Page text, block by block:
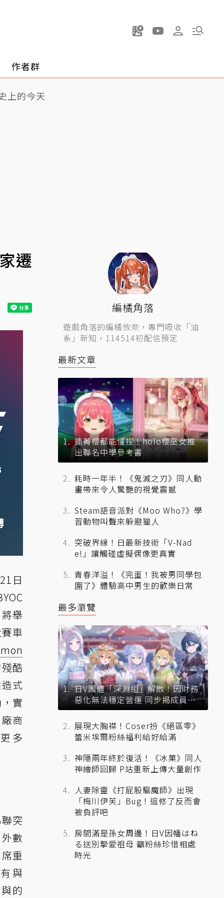
作者群
上的今天
遷
日
舉
車
酷
式
實
商
多
突
數
重
與
的
編橘角落
遊戲角落的編橘攸奈，專門吸收「油
系」新知，114514初配信預定
最新文章
連菁櫻都能懂捏！holo櫻巫女推
出聯名中學參考書
耗時一年半！《鬼滅之刃》同人動
畫帶來令人驚艷的視覺震撼
Steam語音派對《Moo Who?》學
習動物叫聲來躲避獵人
突破界線！日最新技術「V-Nad
e!」讓觸碰虛擬偶像更真實
青春洋溢！《完蛋！我被男同學包
圍了》體驗高中男生的歡樂日常
最多瀏覽
日V團體「深淵組」解散！因財務
惡化無法穩定營運 同步揭成員未
來去向
展現大胸襟！Coser扮《絕區零》
蕾米埃爾粉絲福利給好給滿
神隱兩年終於復活！《冰菓》同人
神繪師回歸 P站重新上傳大量創作
人妻除靈《打屁股驅魔師》出現
「梅川伊芙」Bug！這修了反而會
被負評吧
房間滿是孫女周邊！日V因幡はね
る送別摯愛祖母 籲粉絲珍惜相處
時光